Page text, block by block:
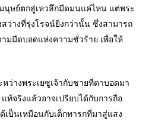
นุษย์ตกสู่เหวลึกมืดมนแค่ไหน แต่พระ
ว่างที่รุ่งโรจน์ยิ่งกว่านั้น ซึ่งสามารถ
มมืดบอดแห่งความชั่วร้าย เพื่อให้
งพระเยซูเจ้ากับชายที่ตาบอดมา
ท้จริงแล้วอาจเปรียบได้กับการถือ
เป็นเหมือนกับเด็กทารกที่มาสู่แสง